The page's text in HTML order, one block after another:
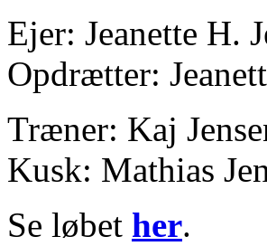
Ejer: Jeanette H.
Opdrætter:
Træner: Kaj
Kusk: Mathias
Se løbet her.